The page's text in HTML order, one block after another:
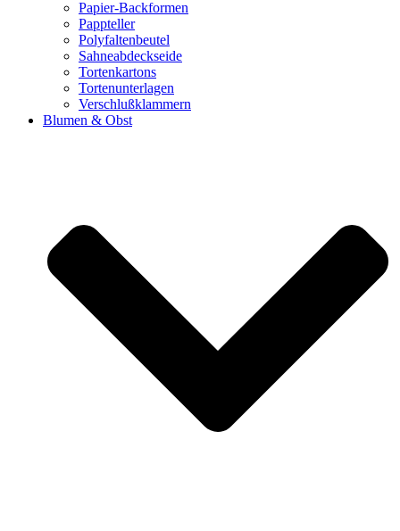
Papier-Backformen
Pappteller
Polyfaltenbeutel
Sahneabdeckseide
Tortenkartons
Tortenunterlagen
Verschlußklammern
Blumen & Obst